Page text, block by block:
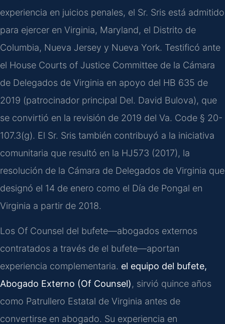
experiencia en juicios penales, el Sr. Sris está admitido
para ejercer en Virginia, Maryland, el Distrito de
Columbia, Nueva Jersey y Nueva York. Testificó ante
el House Courts of Justice Committee de la Cámara
de Delegados de Virginia en apoyo del HB 635 de
2019 (patrocinador principal Del. David Bulova), que
se convirtió en la revisión de 2019 del Va. Code § 20-
107.3(g). El Sr. Sris también contribuyó a la iniciativa
comunitaria que resultó en la HJ573 (2017), la
resolución de la Cámara de Delegados de Virginia que
designó el 14 de enero como el Día de Pongal en
Virginia a partir de 2018.
Los Of Counsel del bufete—abogados externos
contratados a través de el bufete—aportan
experiencia complementaria. el equipo del bufete,
Abogado Externo (Of Counsel), sirvió quince años
como Patrullero Estatal de Virginia antes de
convertirse en abogado. Su experiencia en